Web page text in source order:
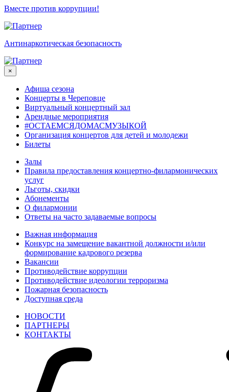
Вместе против коррупции!
Антинаркотическая безопасность
×
Афиша сезона
Концерты в Череповце
Виртуальный концертный зал
Арендные мероприятия
#ОСТАЕМСЯДОМАСМУЗЫКОЙ
Организация концертов для детей и молодежи
Билеты
Залы
Правила предоставления концертно-филармонических
услуг
Льготы, скидки
Абонементы
О филармонии
Ответы на часто задаваемые вопросы
Важная информация
Конкурс на замещение вакантной должности и/или
формирование кадрового резерва
Вакансии
Противодействие коррупции
Противодействие идеологии терроризма
Пожарная безопасность
Доступная среда
НОВОСТИ
ПАРТНЕРЫ
КОНТАКТЫ